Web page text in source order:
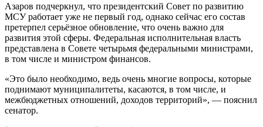
Азаров подчеркнул, что президентский Совет по развитию
МСУ работает уже не первый год, однако сейчас его состав
претерпел серьёзное обновление, что очень важно для
развития этой сферы. Федеральная исполнительная власть
представлена в Совете четырьмя федеральными министрами,
в том числе и министром финансов.
«Это было необходимо, ведь очень многие вопросы, которые
поднимают муниципалитеты, касаются, в том числе, и
межбюджетных отношений, доходов территорий», — пояснил
сенатор.